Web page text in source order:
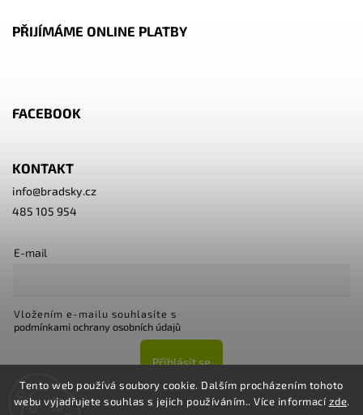
Tento web používá soubory cookie. Dalším procházením tohoto
webu vyjadřujete souhlas s jejich používáním.. Více informacízde.
PŘIJÍMÁME ONLINE PLATBY
FACEBOOK
KONTAKT
info@bradsky.cz
485 105 954
E-mail
Vložením e-mailu souhlasíte s
podmínkami ochrany osobních údajů
Přihlásit se